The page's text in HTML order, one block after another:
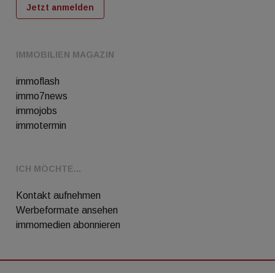
IMMOBILIEN MAGAZIN
immoflash
immo7news
immojobs
immotermin
ICH MÖCHTE...
Kontakt aufnehmen
Werbeformate ansehen
immomedien abonnieren
Jetzt anmelden